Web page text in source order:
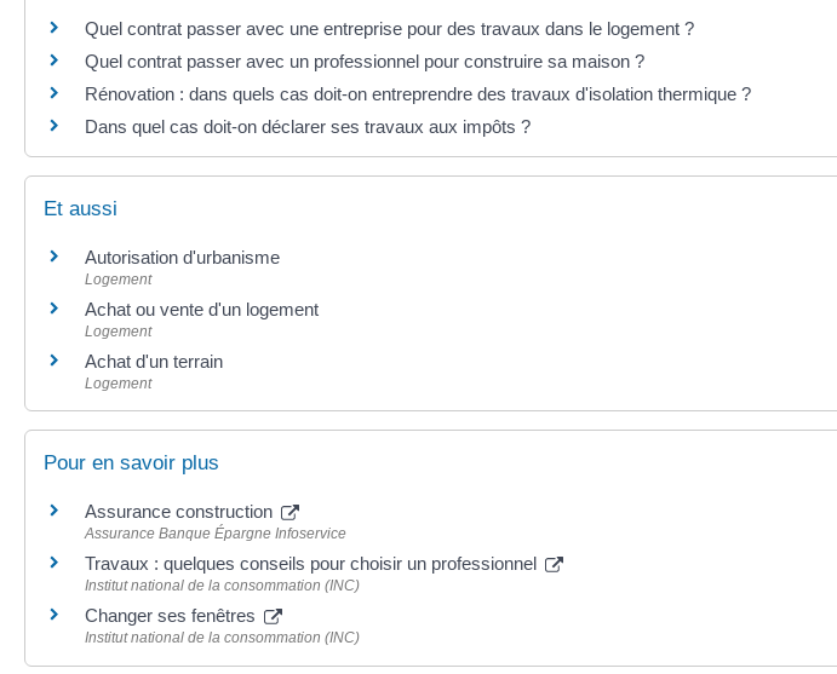
Quel contrat passer avec une entreprise pour des travaux dans le logement ?
Quel contrat passer avec un professionnel pour construire sa maison ?
Rénovation : dans quels cas doit-on entreprendre des travaux d'isolation thermique ?
Dans quel cas doit-on déclarer ses travaux aux impôts ?
Et aussi
Autorisation d'urbanisme
Logement
Achat ou vente d'un logement
Logement
Achat d'un terrain
Logement
Pour en savoir plus
Assurance construction
Assurance Banque Épargne Infoservice
Travaux : quelques conseils pour choisir un professionnel
Institut national de la consommation (INC)
Changer ses fenêtres
Institut national de la consommation (INC)